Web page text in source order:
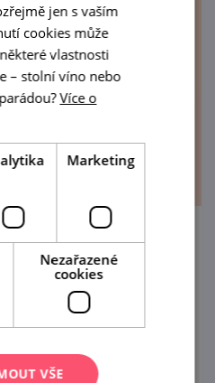
Divadýlko Mrak, O
mlýně
překvapení!
jen s vaším
cookies může
vlastnosti
– stolní víno nebo
Více o
Marketing
Nezařazené
cookies
VŠE